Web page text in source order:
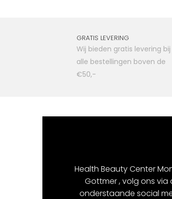
GRATIS LEVERING
Wij bieden gratis levering bij
alle bestellingen boven de
€50,-
Health Beauty Center
Gottmer , volg ons via
onderstaande social